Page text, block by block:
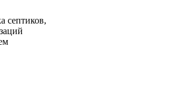
септиков,